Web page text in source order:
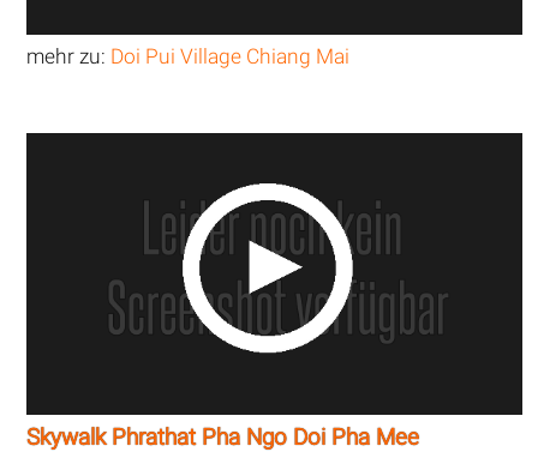
mehr zu: Doi Pui Village Chiang Mai
Skywalk Phrathat Pha Ngo Doi Pha Mee